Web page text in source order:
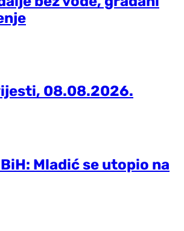
08.08.2026.
Mladić se utopio na